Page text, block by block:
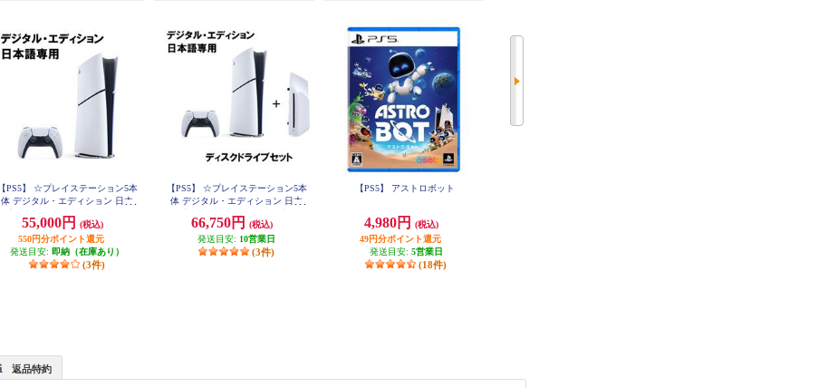
【PS5】 ☆プレイステーション5本
体 デジタル・エディション 日本
nly
55,000円
(税込)
550円分ポイント還元
発送目安: 即納（在庫あり）
(3件)
【PS5】 ☆プレイステーション5本
体 デジタル・エディション 日本
ト
66,750円
(税込)
発送目安: 10営業日
(3件)
【PS5】 アストロボット
4,980円
(税込)
49円分ポイント還元
発送目安: 5営業日
(18件)
返品特約